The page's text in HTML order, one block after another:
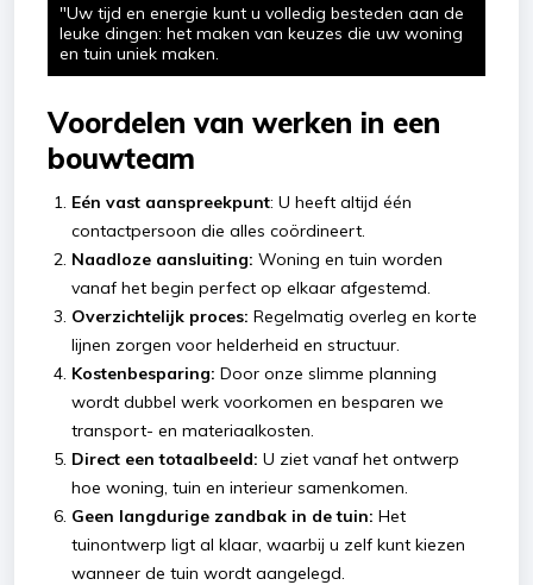
"Uw tijd en energie kunt u volledig besteden aan de
leuke dingen: het maken van keuzes die uw woning
en tuin uniek maken.
Voordelen van werken in een
bouwteam
Eén vast aanspreekpunt: U heeft altijd één
contactpersoon die alles coördineert.
Naadloze aansluiting: Woning en tuin worden
vanaf het begin perfect op elkaar afgestemd.
Overzichtelijk proces: Regelmatig overleg en korte
lijnen zorgen voor helderheid en structuur.
Kostenbesparing: Door onze slimme planning
wordt dubbel werk voorkomen en besparen we
transport- en materiaalkosten.
Direct een totaalbeeld: U ziet vanaf het ontwerp
hoe woning, tuin en interieur samenkomen.
Geen langdurige zandbak in de tuin: Het
tuinontwerp ligt al klaar, waarbij u zelf kunt kiezen
wanneer de tuin wordt aangelegd.